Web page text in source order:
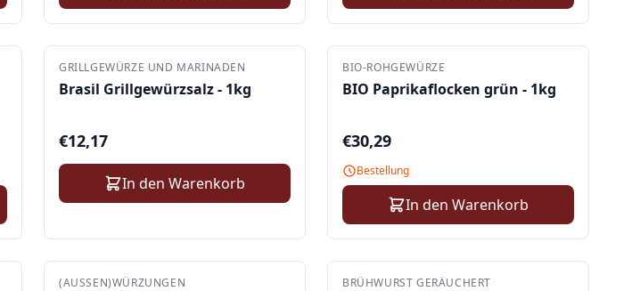
GRILLGEWÜRZE UND MARINADEN
Brasil Grillgewürzsalz - 1kg
€12,17
In den Warenkorb
BIO-ROHGEWÜRZE
BIO Paprikaflocken grün - 1kg
€30,29
Bestellung
In den Warenkorb
(AUSSEN)WÜRZUNGEN BRÜHWURST GERÄUCHERT